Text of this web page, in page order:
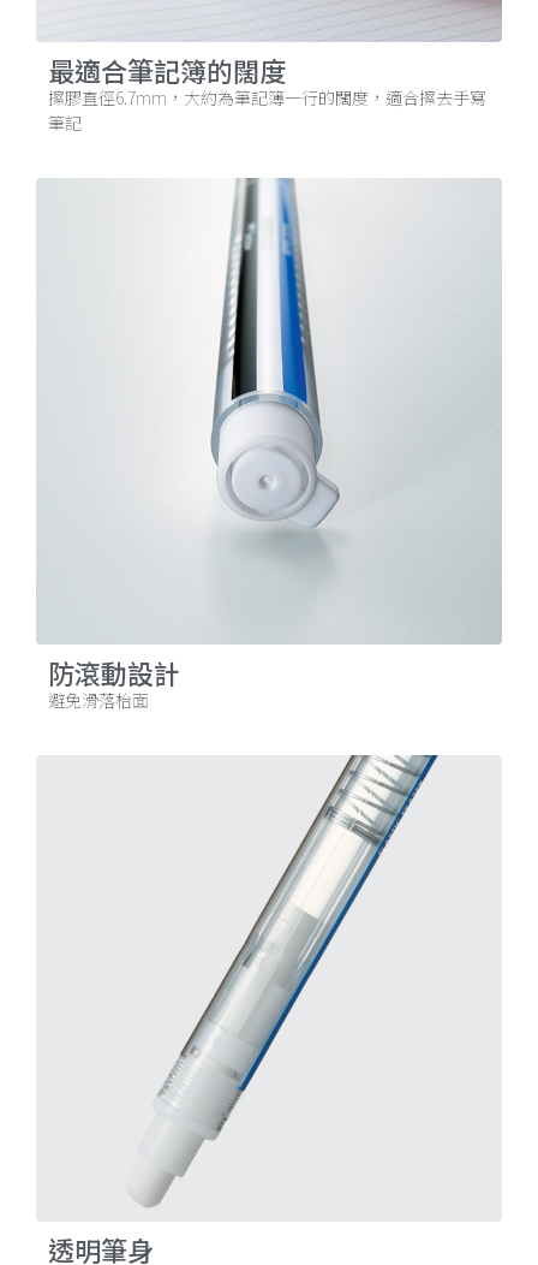
最適合筆記簿的闊度
擦膠直徑6.7mm，大約為筆記簿一行的闊度，適合擦去手寫
筆記
防滾動設計
避免滑落枱面
透明筆身